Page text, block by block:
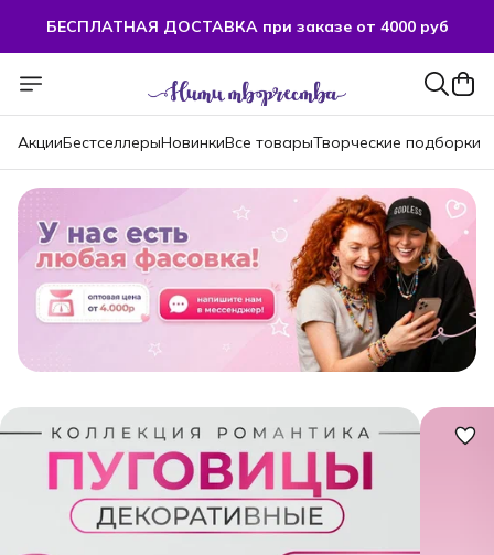
БЕСПЛАТНАЯ ДОСТАВКА при заказе от 4000 руб
БЕСПЛАТНАЯ ДОСТАВКА при заказе от 4000 руб
АкцииБестселлерыНовинкиВсе товарыТворческие подборки